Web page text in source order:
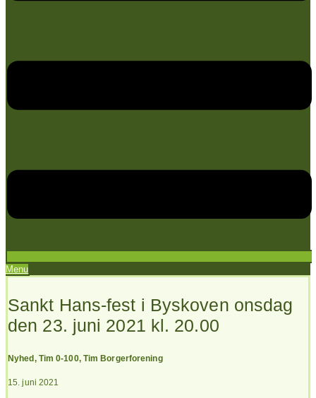
Menu
Sankt Hans-fest i Byskoven onsdag
den 23. juni 2021 kl. 20.00
Nyhed, Tim 0-100, Tim Borgerforening
15. juni 2021